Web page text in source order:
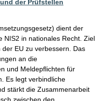
der Prüfstellen
dient der
NIS2 in nationales Recht. Ziel
EU zu verbessern. Das
an die
und Meldepflichten für
Es legt verbindliche
stärkt die Zusammenarbeit